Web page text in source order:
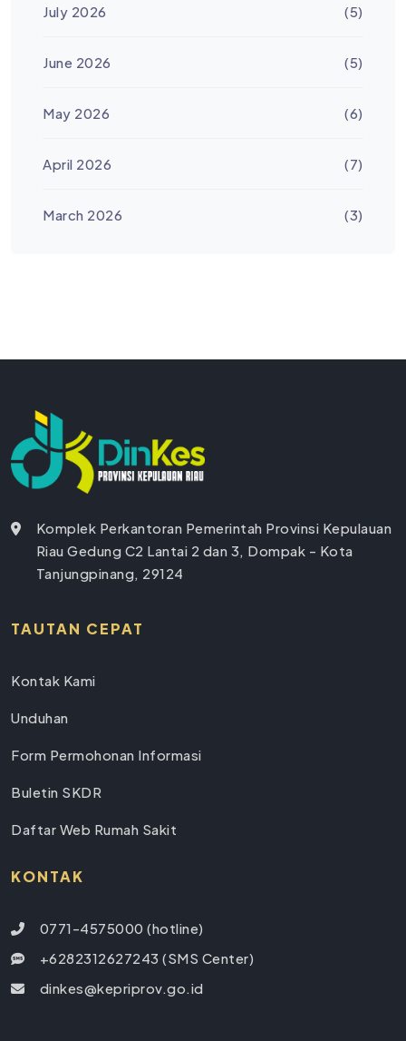
July 2026 (5)
June 2026 (5)
May 2026 (6)
April 2026 (7)
March 2026 (3)
Komplek Perkantoran Pemerintah Provinsi Kepulauan
Riau Gedung C2 Lantai 2 dan 3, Dompak - Kota
Tanjungpinang, 29124
TAUTAN CEPAT
Kontak Kami
Unduhan
Form Permohonan Informasi
Buletin SKDR
Daftar Web Rumah Sakit
KONTAK
0771-4575000 (hotline)
+6282312627243 (SMS Center)
dinkes@kepriprov.go.id